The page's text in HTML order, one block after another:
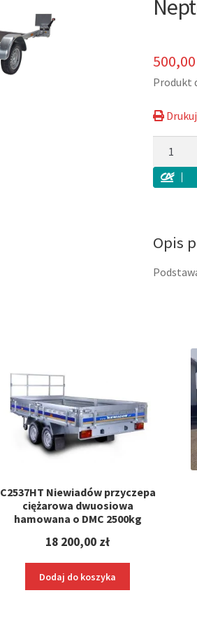
500,00
Produkt
wciągarki
przyczep
Neptun
Opis
C2537HT Niewiadów przyczepa
ciężarowa dwuosiowa
hamowana o DMC 2500kg
18 200,00 zł
Dodaj do koszyka